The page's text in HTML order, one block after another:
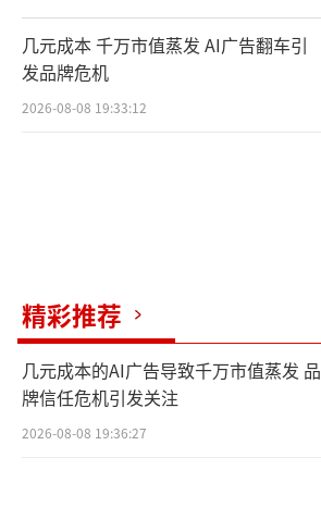
几元成本 千万市值蒸发 AI广告翻车引
发品牌危机
2026-08-08 19:33:12
精彩推荐
几元成本的AI广告导致千万市值蒸发 品
牌信任危机引发关注
2026-08-08 19:36:27